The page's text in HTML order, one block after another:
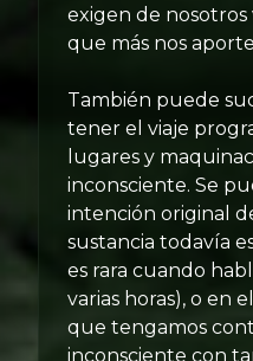
exigen de nosotros
que más nos
También puede
tener el viaje
lugares y
inconsciente. Se
intención original
sustancia todavía
es rara cuando
varias horas), o en
que tengamos
inconsciente con